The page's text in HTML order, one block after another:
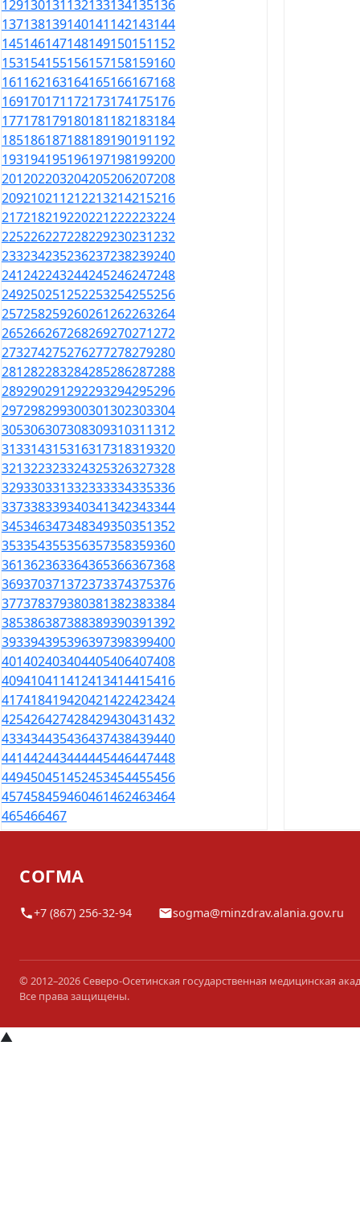
129130131 132133134135136
137138139140141142143144
145146147148149150151152
153154155156157158159160
161162163164165166167168
169170171172173174175176
177178179180181182183184
185186187188189190191192
193194195196197198199200
201202203204205206207208
209210211212213214215216
217218219220221222223224
225226227228229230231232
233234235236237238239240
241242243244245246247248
249250251252253254255256
257258259260261262263264
265266267268269270271272
273274275276277278279280
281282283284285286287288
289290291292293294295296
297298299300301302303304
305306307308309310311312
313314315316317318319320
321322323324325326327328
329330331332333334335336
337338339340341342343344
345346347348349350351352
353354355356357358359360
361362363364365366367368
369370371372373374375376
377378379380381382383384
385386387388389390391392
393394395396397398399400
401402403404405406407408
409410411412413414415416
417418419420421422423424
425426427428429430431432
433434435436437438439440
441442443444445446447448
449450451452453454455456
457458459460461462463464
465466467
СОГМА
+7 (867) 256-32-94 sogma@minzdrav.alania.gov.ru
© 2012–2026 Северо-Осетинская государственная медицинская
Все права защищены.
▲